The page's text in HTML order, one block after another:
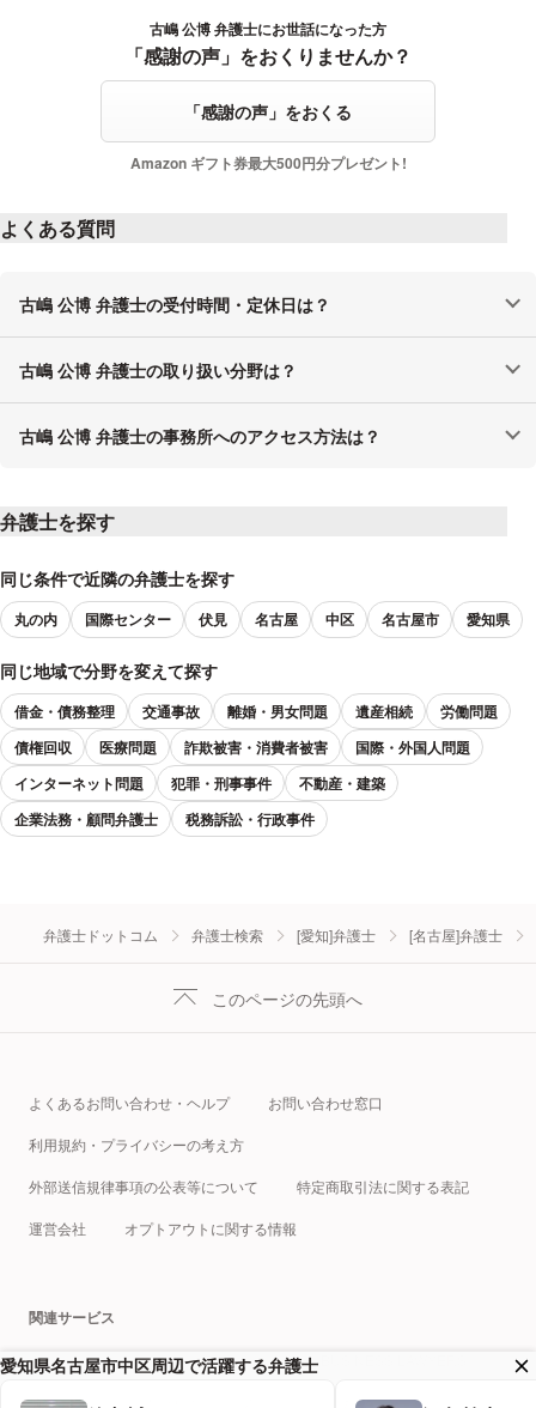
愛知県名古屋市中区周辺で活躍する弁護士
感謝の声をおくる古嶋 公博 弁護士にお世話になった方
「感謝の声」をおくりませんか？
「感謝の声」をおくる
Amazon ギフト券最大500円分プレゼント!
よくある質問
古嶋 公博 弁護士の受付時間・定休日は？
古嶋 公博 弁護士の取り扱い分野は？
古嶋 公博 弁護士の事務所へのアクセス方法は？
弁護士を探す
同じ条件で近隣の弁護士を探す
丸の内 国際センター 伏見 名古屋 中区 名古屋市 愛知県
同じ地域で分野を変えて探す
借金・債務整理 交通事故 離婚・男女問題 遺産相続
労働問題
債権回収
医療問題 詐欺被害・消費者被害
国際・外国人問題
インターネット問題
犯罪・刑事事件
不動産・建築
企業法務・顧問弁護士
税務訴訟・行政事件
弁護士ドットコム 弁護士検索 [愛知]弁護士 [名古屋]弁護士
このページの先頭へ
よくあるお問い合わせ・ヘルプ お問い合わせ窓口
利用規約・プライバシーの考え方
外部送信規律事項の公表等について 特定商取引法に関する表記
運営会社 オプトアウトに関する情報
関連サービス
税理士ドットコム クラウドサイン
弁護士ドットコムキャリア プロフェッショナルテック総研